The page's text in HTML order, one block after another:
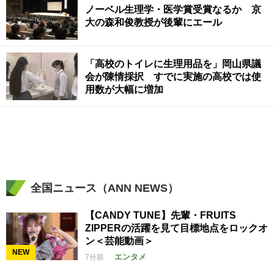
ノーベル生理学・医学賞受賞なるか 京
大の森和俊教授が後輩にエール
「高校のトイレに生理用品を」岡山県議
会が陳情採択 すでに実施の高校では使
用数が大幅に増加
全国ニュース（ANN NEWS）
NEW
【CANDY TUNE】先輩・FRUITS
ZIPPERの活躍を見て目標地点をロックオ
ン＜芸能動画＞
7分前 エンタメ